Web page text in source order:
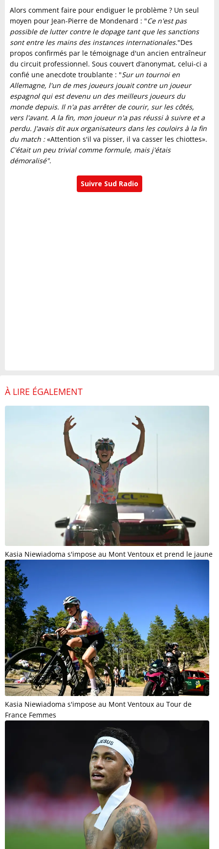
Alors comment faire pour endiguer le problème ? Un seul
moyen pour Jean-Pierre de Mondenard : "Ce n'est pas
possible de lutter contre le dopage tant que les sanctions
sont entre les mains des instances internationales."Des
propos confirmés par le témoignage d'un ancien entraîneur
du circuit professionnel. Sous couvert d’anonymat, celui-ci a
confié une anecdote troublante : "Sur un tournoi en
Allemagne, l'un de mes joueurs jouait contre un joueur
espagnol qui est devenu un des meilleurs joueurs du
monde depuis. Il n'a pas arrêter de courir, sur les côtés,
vers l'avant. A la fin, mon joueur n'a pas réussi à suivre et a
perdu. J'avais dit aux organisateurs dans les couloirs à la fin
du match :«Attention s'il va pisser, il va casser les chiottes».
C'était un peu trivial comme formule, mais j'étais
démoralisé".
Suivre Sud Radio
À LIRE ÉGALEMENT
Kasia Niewiadoma s'impose au Mont Ventoux et prend le jaune
Kasia Niewiadoma s'impose au Mont Ventoux au Tour de
France Femmes